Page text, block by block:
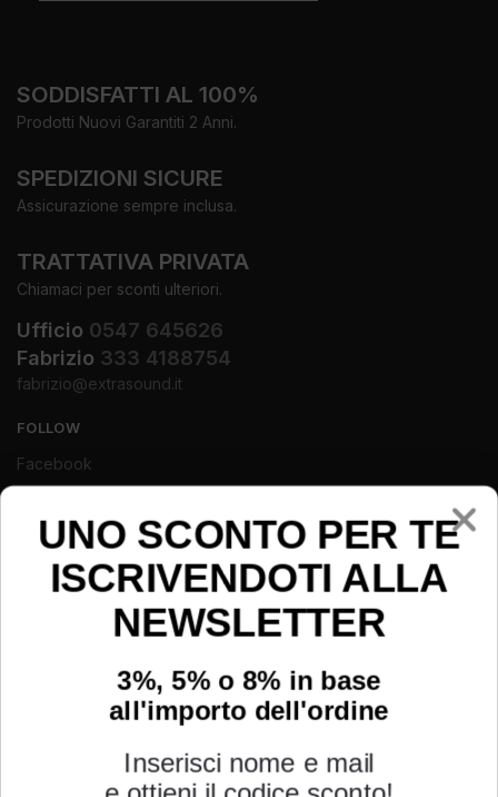
SODDISFATTI AL 100%
Prodotti Nuovi Garantiti 2 Anni.
SPEDIZIONI SICURE
Assicurazione sempre inclusa.
TRATTATIVA PRIVATA
Chiamaci per sconti ulteriori.
Ufficio 0547 645626
Fabrizio 333 4188754
fabrizio@extrasound.it
FOLLOW
Facebook
Instagram
Youtube
UNO SCONTO PER TE
ISCRIVENDOTI ALLA
NEWSLETTER
3%, 5% o 8% in base
all'importo dell'ordine
Inserisci nome e mail